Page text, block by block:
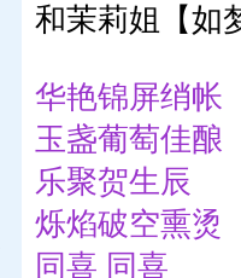
和茉莉姐【如
华艳锦屏绡帐
玉盏葡萄佳酿
乐聚贺生辰
烁焰破空熏烫
同喜 同喜